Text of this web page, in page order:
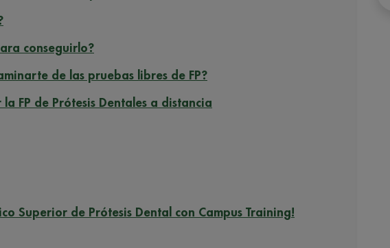
conseguirlo?
de las pruebas libres de FP?
FP de Prótesis Dentales a distancia
Superior de Prótesis Dental con Campus Training!